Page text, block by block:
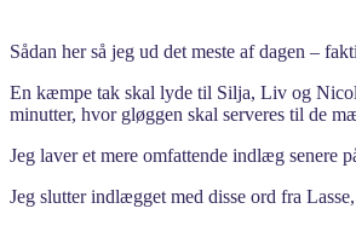
Sådan her så jeg ud det meste af dagen –
En kæmpe tak skal lyde til Silja, Liv og
minutter, hvor gløggen skal serveres til de
Jeg laver et mere omfattende indlæg senere
Jeg slutter indlægget med disse ord fra